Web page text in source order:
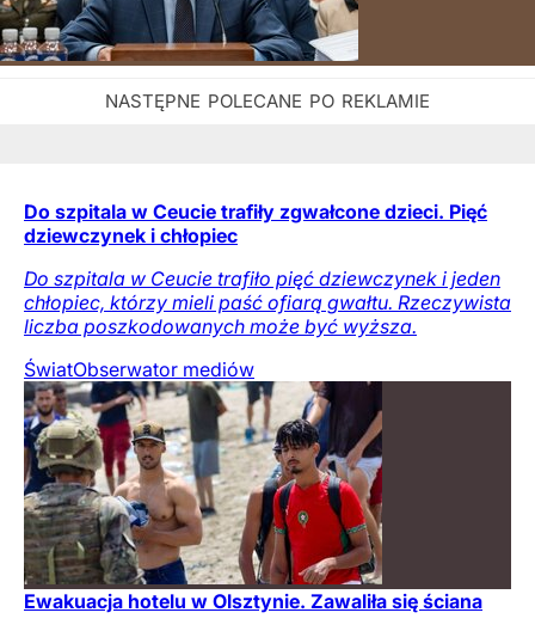
Do szpitala w Ceucie trafiły zgwałcone dzieci. Pięć
dziewczynek i chłopiec
Do szpitala w Ceucie trafiło pięć dziewczynek i jeden
chłopiec, którzy mieli paść ofiarą gwałtu. Rzeczywista
liczba poszkodowanych może być wyższa.
ŚwiatObserwator mediów
Ewakuacja hotelu w Olsztynie. Zawaliła się ściana